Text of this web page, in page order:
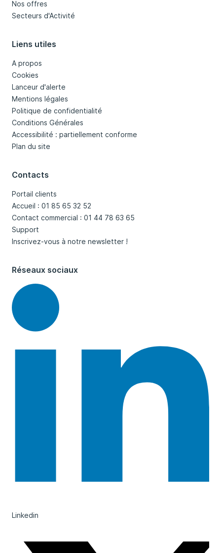
Nos offres
Secteurs d'Activité
Liens utiles
A propos
Cookies
Lanceur d'alerte
Mentions légales
Politique de confidentialité
Conditions Générales
Accessibilité : partiellement conforme
Plan du site
Contacts
Portail clients
Accueil : 01 85 65 32 52
Contact commercial : 01 44 78 63 65
Support
Inscrivez-vous à notre newsletter !
Réseaux sociaux
Linkedin